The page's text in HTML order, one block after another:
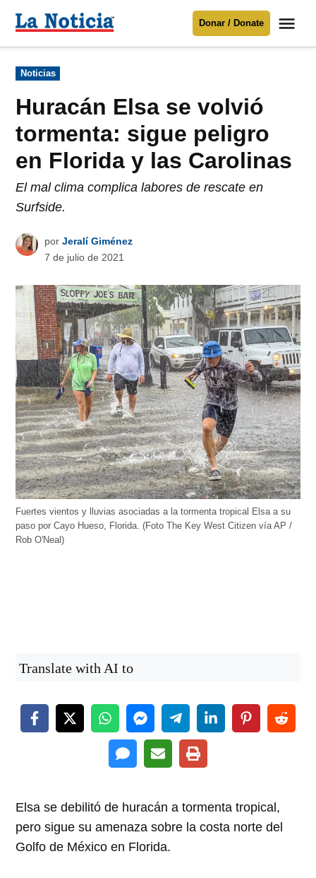
Para mantenerte informado necesitamos
Donar
contenido
Noticia
Donar / Donate
Publicado
en
Noticias
Huracán Elsa se volvió
tormenta: sigue peligro
en Florida y las Carolinas
El mal clima complica labores de rescate en
Surfside.
por Jeralí Giménez
7 de julio de 2021
Fuertes vientos y lluvias asociadas a la tormenta tropical Elsa a su
paso por Cayo Hueso, Florida. (Foto The Key West Citizen vía AP /
Rob O'Neal)
Translate with AI to
Elsa se debilitó de huracán a tormenta tropical,
pero sigue su amenaza sobre la costa norte del
Golfo de México en Florida.